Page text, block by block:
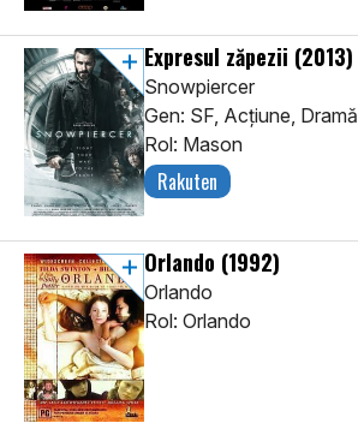
Expresul zăpezii (2013)
Snowpiercer
Gen: SF, Acţiune, Dramă
Rol: Mason
Rakuten
Orlando (1992)
Orlando
Rol: Orlando